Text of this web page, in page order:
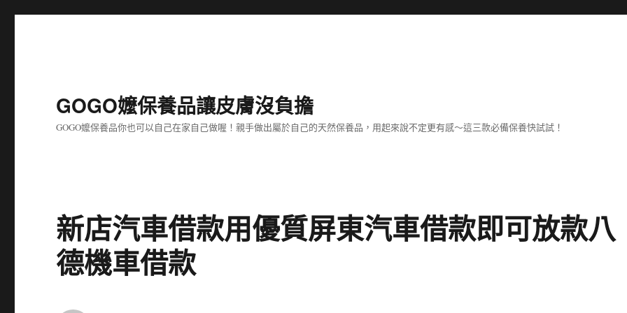
GOGO嬤保養品讓皮膚沒負擔
GOGO嬤保養品你也可以自己在家自己做喔！親手做出屬於自己的天然保養品，用起來說不定更有感～這三款必備保養快試試！
新店汽車借款用優質屏東汽車借款即可放款八
德機車借款